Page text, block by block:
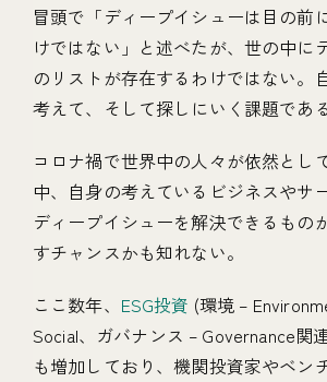
冒頭で「ディープイシューは目の前
けではない」と述べたが、世の中に
のリストが存在するわけではない。
考えて、そして探しにいく課題である
コロナ禍で世界中の人々が依然とし
中、自身の考えているビジネスやサ
ディープイシューを解決できるもの
すチャンスかも知れない。
ここ数年、 ESG投資 (環境 –
Social、ガバナンス – Governance関
も増加しており、機関投資家やベン